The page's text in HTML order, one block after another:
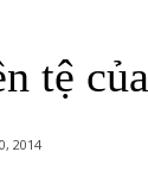
tệ
2014